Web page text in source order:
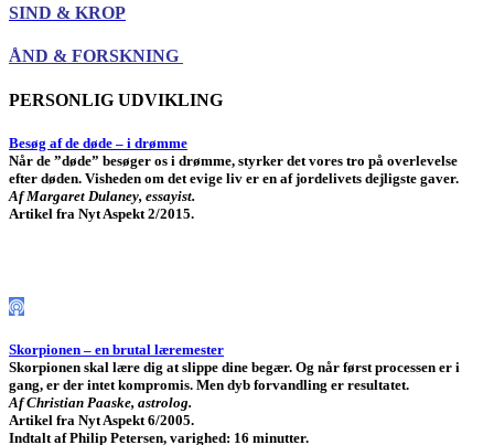
SIND & KROP
ÅND & FORSKNING
PERSONLIG UDVIKLING
Besøg af de døde – i drømme
Når de ”døde” besøger os i drømme, styrker det vores tro på overlevelse
efter døden. Visheden om det evige liv er en af jordelivets dejligste gaver.
Af Margaret Dulaney, essayist.
Artikel fra Nyt Aspekt 2/2015.
Skorpionen – en brutal læremester
Skorpionen skal lære dig at slippe dine begær. Og når først processen er i
gang, er der intet kompromis. Men dyb forvandling er resultatet.
Af Christian Paaske, astrolog.
Artikel fra Nyt Aspekt 6/2005.
Indtalt af Philip Petersen, varighed: 16 minutter.